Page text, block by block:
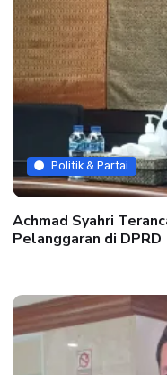
Politik & Partai
Achmad Syahri
Pelanggaran di DPRD